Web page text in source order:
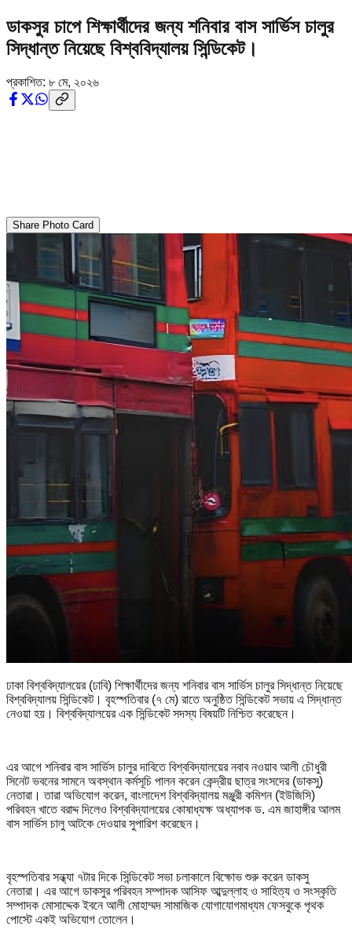
ডাকসুর চাপে শিক্ষার্থীদের জন্য শনিবার বাস সার্ভিস চালুর
সিদ্ধান্ত নিয়েছে বিশ্ববিদ্যালয় সিন্ডিকেট।
প্রকাশিত: ৮ মে, ২০২৬
Share Photo Card
ঢাকা বিশ্ববিদ্যালয়ের (ঢাবি) শিক্ষার্থীদের জন্য শনিবার বাস সার্ভিস চালুর সিদ্ধান্ত নিয়েছে
বিশ্ববিদ্যালয় সিন্ডিকেট। বৃহস্পতিবার (৭ মে) রাতে অনুষ্ঠিত সিন্ডিকেট সভায় এ সিদ্ধান্ত
নেওয়া হয়। বিশ্ববিদ্যালয়ের এক সিন্ডিকেট সদস্য বিষয়টি নিশ্চিত করেছেন।
এর আগে শনিবার বাস সার্ভিস চালুর দাবিতে বিশ্ববিদ্যালয়ের নবাব নওয়াব আলী চৌধুরী
সিনেট ভবনের সামনে অবস্থান কর্মসূচি পালন করেন কেন্দ্রীয় ছাত্র সংসদের (ডাকসু)
নেতারা। তারা অভিযোগ করেন, বাংলাদেশ বিশ্ববিদ্যালয় মঞ্জুরী কমিশন (ইউজিসি)
পরিবহন খাতে বরাদ্দ দিলেও বিশ্ববিদ্যালয়ের কোষাধ্যক্ষ অধ্যাপক ড. এম জাহাঙ্গীর আলম
বাস সার্ভিস চালু আটকে দেওয়ার সুপারিশ করেছেন।
বৃহস্পতিবার সন্ধ্যা ৭টার দিকে সিন্ডিকেট সভা চলাকালে বিক্ষোভ শুরু করেন ডাকসু
নেতারা। এর আগে ডাকসুর পরিবহন সম্পাদক আসিফ আব্দুল্লাহ ও সাহিত্য ও সংস্কৃতি
সম্পাদক মোসাদ্দেক ইবনে আলী মোহাম্মদ সামাজিক যোগাযোগমাধ্যম ফেসবুকে পৃথক
পোস্টে একই অভিযোগ তোলেন।